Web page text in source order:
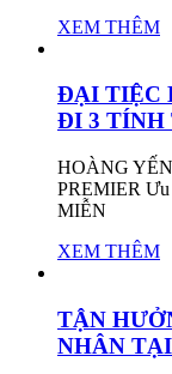
XEM THÊM
ĐẠI TIỆC
ĐI 3 TÍNH
HOÀNG
PREMIER
MIỄN
XEM THÊM
TẬN
NHÂN